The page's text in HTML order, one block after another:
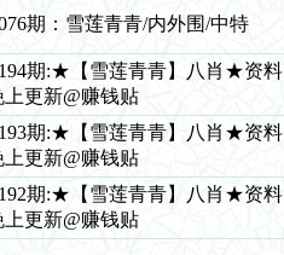
期：雪莲青青/内外围/中特
期:★【雪莲青青】八肖★资料
更新@赚钱贴
期:★【雪莲青青】八肖★资料
更新@赚钱贴
期:★【雪莲青青】八肖★资料
更新@赚钱贴